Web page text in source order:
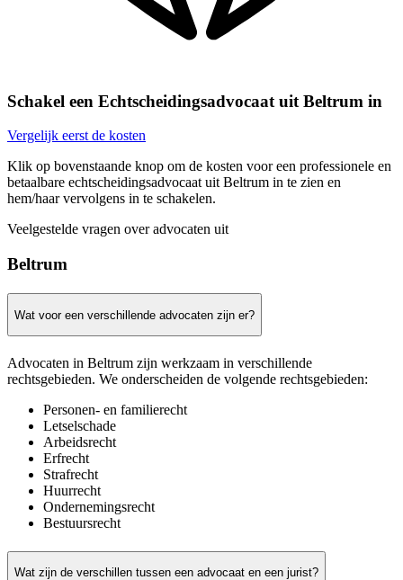
Schakel een Echtscheidingsadvocaat uit Beltrum in
Vergelijk eerst de kosten
Klik op bovenstaande knop om de kosten voor een professionele en
betaalbare echtscheidingsadvocaat uit Beltrum in te zien en
hem/haar vervolgens in te schakelen.
Veelgestelde vragen over advocaten uit
Beltrum
Wat voor een verschillende advocaten zijn er?
Advocaten in Beltrum zijn werkzaam in verschillende
rechtsgebieden. We onderscheiden de volgende rechtsgebieden:
Personen- en familierecht
Letselschade
Arbeidsrecht
Erfrecht
Strafrecht
Huurrecht
Ondernemingsrecht
Bestuursrecht
Wat zijn de verschillen tussen een advocaat en een jurist?